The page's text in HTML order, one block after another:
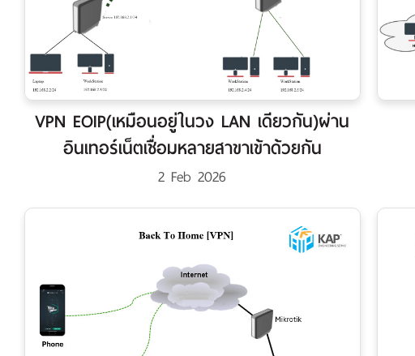
VPN EOIP(เหมือนอยู่ในวง LAN เดียวกัน)ผ่าน
อินเทอร์เน็ตเชื่อมหลายสาขาเข้าด้วยกัน
2 Feb 2026